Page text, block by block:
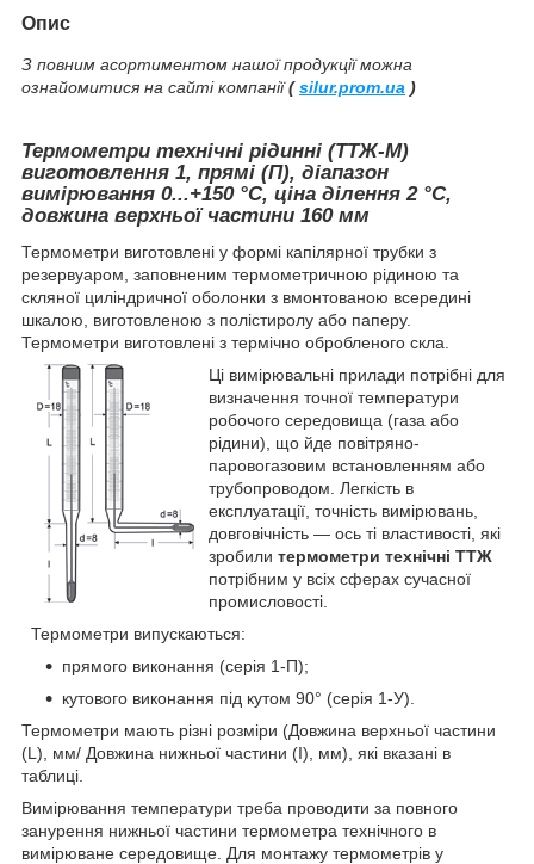
Опис
З повним асортиментом нашої продукції можна
ознайомитися на сайті компанії(silur.prom.ua )
Термометри технічні рідинні (ТТЖ-М)
виготовлення 1, прямі (П), діапазон
вимірювання 0...+150 °С, ціна ділення 2 °C,
довжина верхньої частини 160 мм
Термометри виготовлені у формі капілярної трубки з
резервуаром, заповненим термометричною рідиною та
скляної циліндричної оболонки з вмонтованою всередині
шкалою, виготовленою з полістиролу або паперу.
Термометри виготовлені з термічно обробленого скла.
Ці вимірювальні прилади потрібні для
визначення точної температури
робочого середовища (газа або
рідини), що йде повітряно-
паровогазовим встановленням або
трубопроводом. Легкість в
експлуатації, точність вимірювань,
довговічність — ось ті властивості, які
зробили термометри технічні ТТЖ
потрібним у всіх сферах сучасної
промисловості.
Термометри випускаються:
прямого виконання (серія 1-П);
кутового виконання під кутом 90° (серія 1-У).
Термометри мають різні розміри (Довжина верхньої частини
(L), мм/ Довжина нижньої частини (I), мм), які вказані в
таблиці.
Вимірювання температури треба проводити за повного
занурення нижньої частини термометра технічного в
вимірюване середовище. Для монтажу термометрів у